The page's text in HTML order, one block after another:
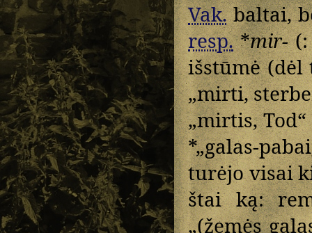
Vak.baltai,
resp.*mir-(:
išstūmė (dėl
„mirti,
„mirtis,
*„galas-
turėjo visai
štai ką:
„(žemės